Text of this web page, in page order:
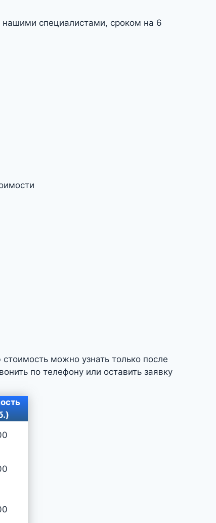
специалистами, сроком на 6
можно узнать только после
по телефону или оставить заявку